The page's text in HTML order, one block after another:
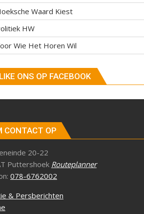
Waard Kiest
HW
Wie Het Horen Wil
LIKE ONS OP FACEBOOK
CONTACT OP
20-22
Puttershoek Routeplanner
078-6762002
& Persberichten